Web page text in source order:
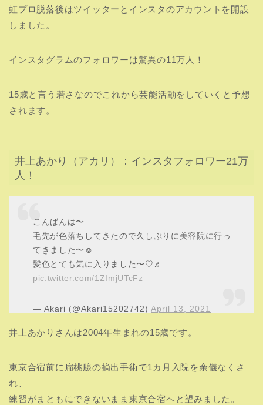
虹プロ脱落後はツイッターとインスタのアカウントを開設
しました。
インスタグラムのフォロワーは驚異の11万人！
15歳と言う若さなのでこれから芸能活動をしていくと予想
されます。
井上あかり（アカリ）：インスタフォロワー21万
人！
こんばんは〜
毛先が色落ちしてきたので久しぶりに美容院に行っ
てきました〜☺️
髪色とても気に入りました〜♡♬︎
pic.twitter.com/1ZImjUTcFz
— Akari (@Akari15202742)April 13, 2021
井上あかりさんは2004年生まれの15歳です。
東京合宿前に扁桃腺の摘出手術で1カ月入院を余儀なくさ
れ、
練習がまともにできないまま東京合宿へと望みました。